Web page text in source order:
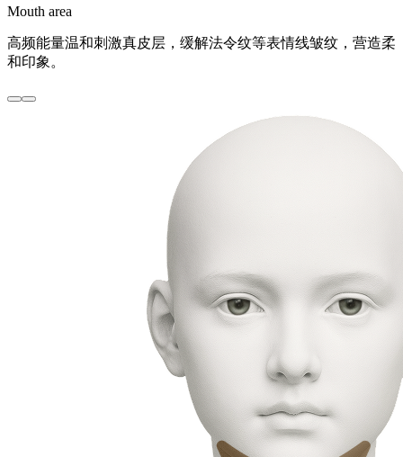
Mouth area
高频能量温和刺激真皮层，缓解法令纹等表情线皱纹，营造柔
和印象。